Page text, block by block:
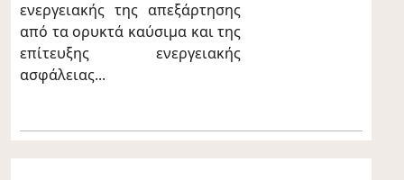
ενεργειακής της απεξάρτησης
από τα ορυκτά καύσιμα και της
επίτευξης ενεργειακής
ασφάλειας...